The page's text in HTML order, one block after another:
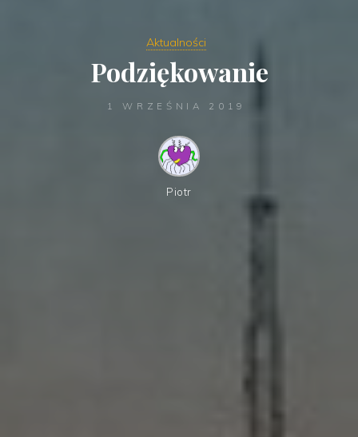
Aktualności
Podziękowanie
1 WRZEŚNIA 2019
Piotr